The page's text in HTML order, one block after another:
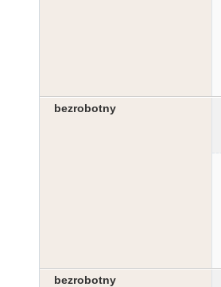
bezrobotny
bezrobotny